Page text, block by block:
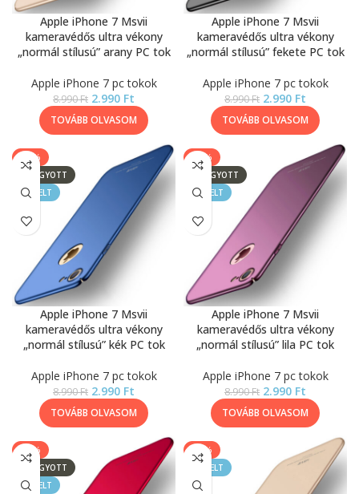
Apple iPhone 7 Msvii
kameravédős ultra vékony
„normál stílusú” arany PC tok
Apple iPhone 7 pc tokok
8.990Ft 2.990 Ft
TOVÁBB OLVASOM
Apple iPhone 7 Msvii
kameravédős ultra vékony
„normál stílusú” fekete PC tok
Apple iPhone 7 pc tokok
8.990Ft 2.990 Ft
TOVÁBB OLVASOM
-67%
ELFOGYOTT
KIEMELT
Apple iPhone 7 Msvii
kameravédős ultra vékony
„normál stílusú” kék PC tok
Apple iPhone 7 pc tokok
8.990Ft 2.990 Ft
TOVÁBB OLVASOM
-67%
ELFOGYOTT
KIEMELT
Apple iPhone 7 Msvii
kameravédős ultra vékony
„normál stílusú” lila PC tok
Apple iPhone 7 pc tokok
8.990Ft 2.990 Ft
TOVÁBB OLVASOM
-67%
ELFOGYOTT
KIEMELT
-67%
KIEMELT